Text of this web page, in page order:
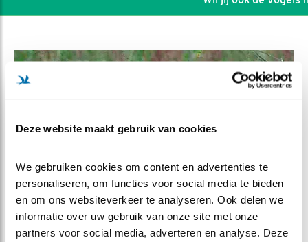
Deze website maakt gebruik van cookies
We gebruiken cookies om content en advertenties te
personaliseren, om functies voor social media te bieden
en om ons websiteverkeer te analyseren. Ook delen we
informatie over uw gebruik van onze site met onze
partners voor social media, adverteren en analyse. Deze
DEEL DIT FILMPJE